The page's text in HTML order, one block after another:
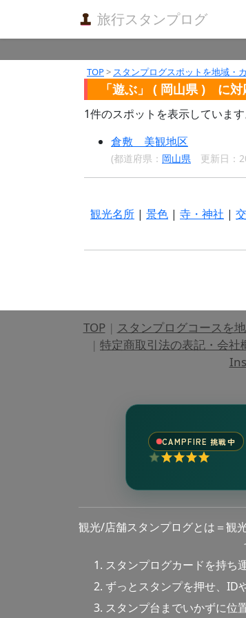
旅行スタンプログ
TOP> スタンプログスポットを地域・
「遊ぶ」 ( 岡山県 ) に
1件のスポットを表示しています
倉敷 美観地区
(都道府県： 岡山県 更新日：
観光名所 | 景色 | 寺・神社 |
TOP| スタンプログコースを
| 特定商取引法の表記・会社
CAMPFIRE 挑戦中
観光/店舗スタンプログとは＝観
スタンプログカードを持ち
ずっとスタンプを押せ、ID
スタンプ台までいかずに位